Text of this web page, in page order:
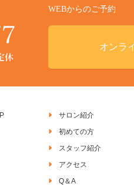
WEBからのご予約
オンラ
サロン紹介
初めての方
スタッフ紹介
アクセス
Q＆A